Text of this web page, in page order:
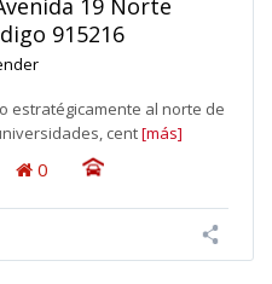
915216
estratégicamente al norte de
cent[más]
0